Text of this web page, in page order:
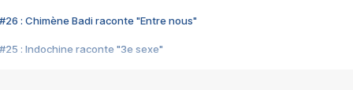
#26 : Chimène Badi raconte "Entre nous"
#25 : Indochine raconte "3e sexe"